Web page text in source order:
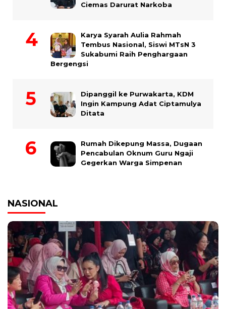
Ciemas Darurat Narkoba
Karya Syarah Aulia Rahmah
Tembus Nasional, Siswi MTsN 3
Sukabumi Raih Penghargaan
Bergengsi
Dipanggil ke Purwakarta, KDM
Ingin Kampung Adat Ciptamulya
Ditata
Rumah Dikepung Massa, Dugaan
Pencabulan Oknum Guru Ngaji
Gegerkan Warga Simpenan
NASIONAL